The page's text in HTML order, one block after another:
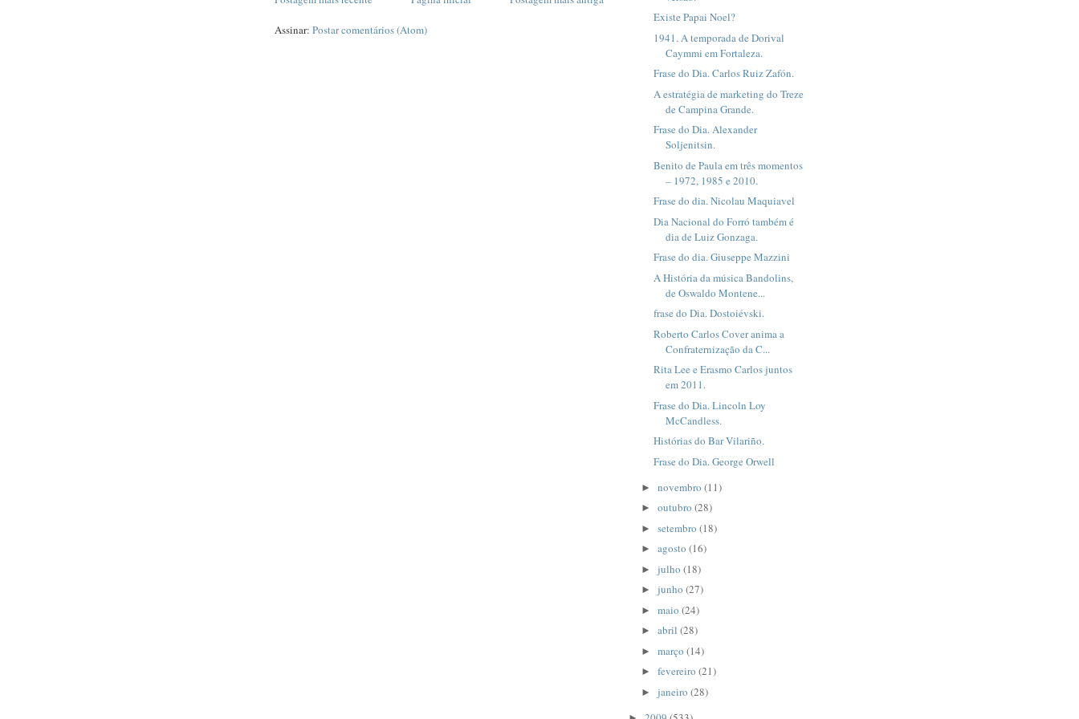
Assinar: Postar comentários (Atom)
Existe Papai Noel?
1941. A temporada de Dorival
Caymmi em Fortaleza.
Frase do Dia. Carlos Ruiz Zafón.
A estratégia de marketing do Treze
de Campina Grande.
Frase do Dia. Alexander
Soljenitsin.
Benito de Paula em três momentos
– 1972, 1985 e 2010.
Frase do dia. Nicolau Maquiavel
Dia Nacional do Forró também é
dia de Luiz Gonzaga.
Frase do dia. Giuseppe Mazzini
A História da música Bandolins,
de Oswaldo Montene...
frase do Dia. Dostoiévski.
Roberto Carlos Cover anima a
Confraternização da C...
Rita Lee e Erasmo Carlos juntos
em 2011.
Frase do Dia. Lincoln Loy
McCandless.
Histórias do Bar Vilariño.
Frase do Dia. George Orwell
► novembro (11)
► outubro (28)
► setembro (18)
► agosto (16)
► julho (18)
► junho (27)
► maio (24)
► abril (28)
► março (14)
► fevereiro (21)
► janeiro (28)